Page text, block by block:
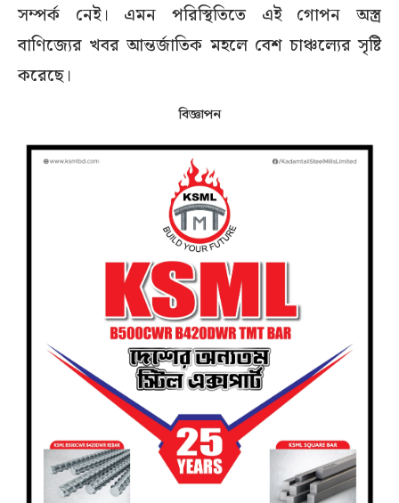
সম্পর্ক নেই। এমন পরিস্থিতিতে এই গোপন অস্ত্র
বাণিজ্যের খবর আন্তর্জাতিক মহলে বেশ চাঞ্চল্যের সৃষ্টি
করেছে।
বিজ্ঞাপন